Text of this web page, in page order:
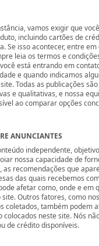
vamos exigir que
incluindo cartões de
Se isso acontecer, entre
leia os termos e
está entrando em
e quando indicamos
Todas as publicações
e qualitativas, e nossa
ao comparar opções
ANUNCIANTES
independente,
nossa capacidade de
as recomendações que
das quais recebemos
afetar como, onde e em
Outros fatores, como
coletados, também podem
neste site. Nós
de crédito disponíveis.